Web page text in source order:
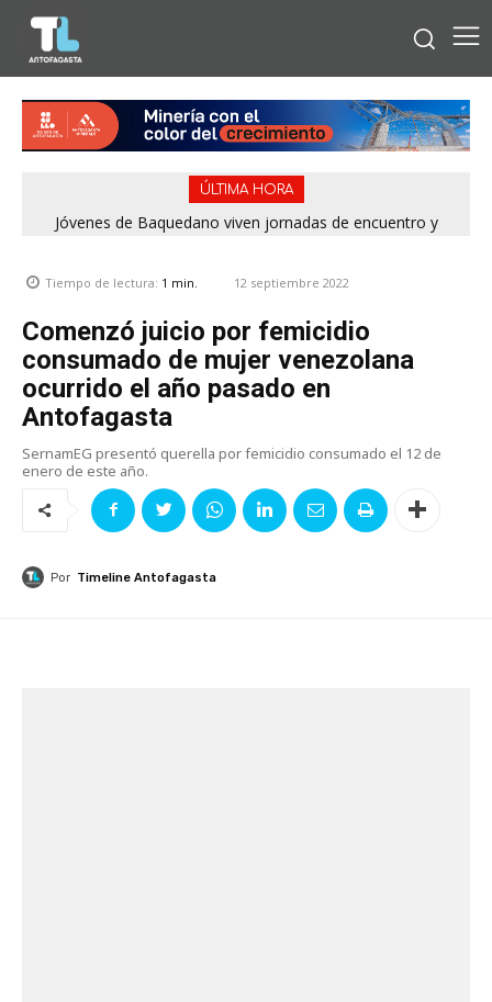
ÚLTIMA HORA
Jóvenes de Baquedano viven jornadas de encuentro y
Tiempo de lectura: 1 min. 12 septiembre 2022
Comenzó juicio por femicidio
consumado de mujer venezolana
ocurrido el año pasado en
Antofagasta
SernamEG presentó querella por femicidio consumado el 12 de
enero de este año.
Por Timeline Antofagasta